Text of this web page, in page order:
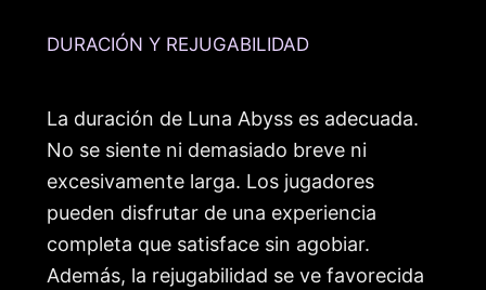
DURACIÓN Y REJUGABILIDAD
La duración de Luna Abyss es adecuada.
No se siente ni demasiado breve ni
excesivamente larga. Los jugadores
pueden disfrutar de una experiencia
completa que satisface sin agobiar.
Además, la rejugabilidad se ve favorecida